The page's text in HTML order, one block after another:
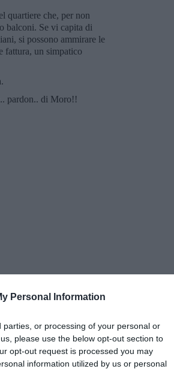
Personal Information
or processing of your personal or
please use the below opt-out section to
opt-out request is processed you may
information utilized by us or personal
quartiere che, per non
balconi. Se vi capita di
si possono ammirare le
fattura, un simpatico
pardon.. di Moro!!